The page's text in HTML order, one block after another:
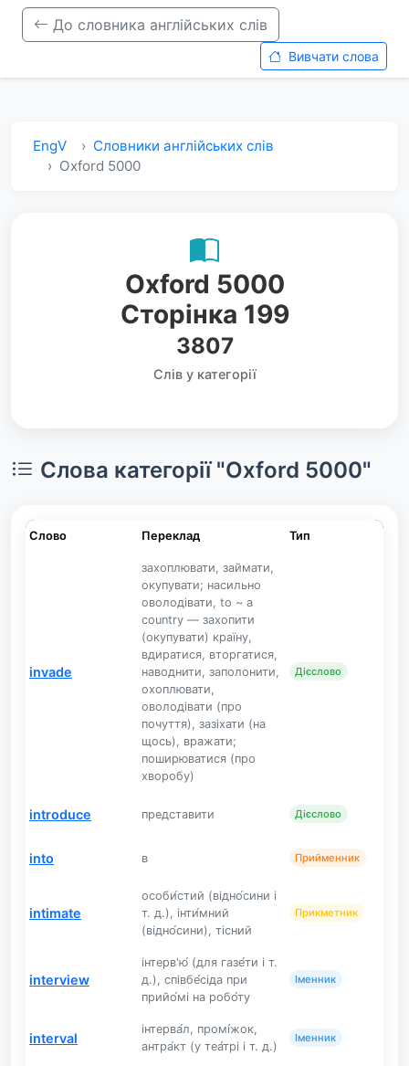
До словника англійських слів
Вивчати слова
EngV
Словники англійських слів
Oxford 5000
Oxford 5000
Сторінка 199
3807
Слів у категорії
Слова категорії "Oxford 5000"
Слово Переклад Тип
invade
захоплювати, займати,
окупувати; насильно
оволодівати, to ~ a
country — захопити
(окупувати) країну,
вдиратися, вторгатися,
наводнити, заполонити,
охоплювати,
оволодівати (про
почуття), зазіхати (на
щось), вражати;
поширюватися (про
хворобу)
Дієслово
introduce представити Дієслово
into в Прийменник
intimate
особи́стий (відно́сини і
т. д.), інти́мний
(відно́сини), тісний
Прикметник
interview
інтерв'ю́ (для газе́ти і т.
д.), співбе́сіда при
прийо́мі на робо́ту
Іменник
interval
інтерва́л, промі́жок,
антра́кт (у теа́трі і т. д.)
Іменник